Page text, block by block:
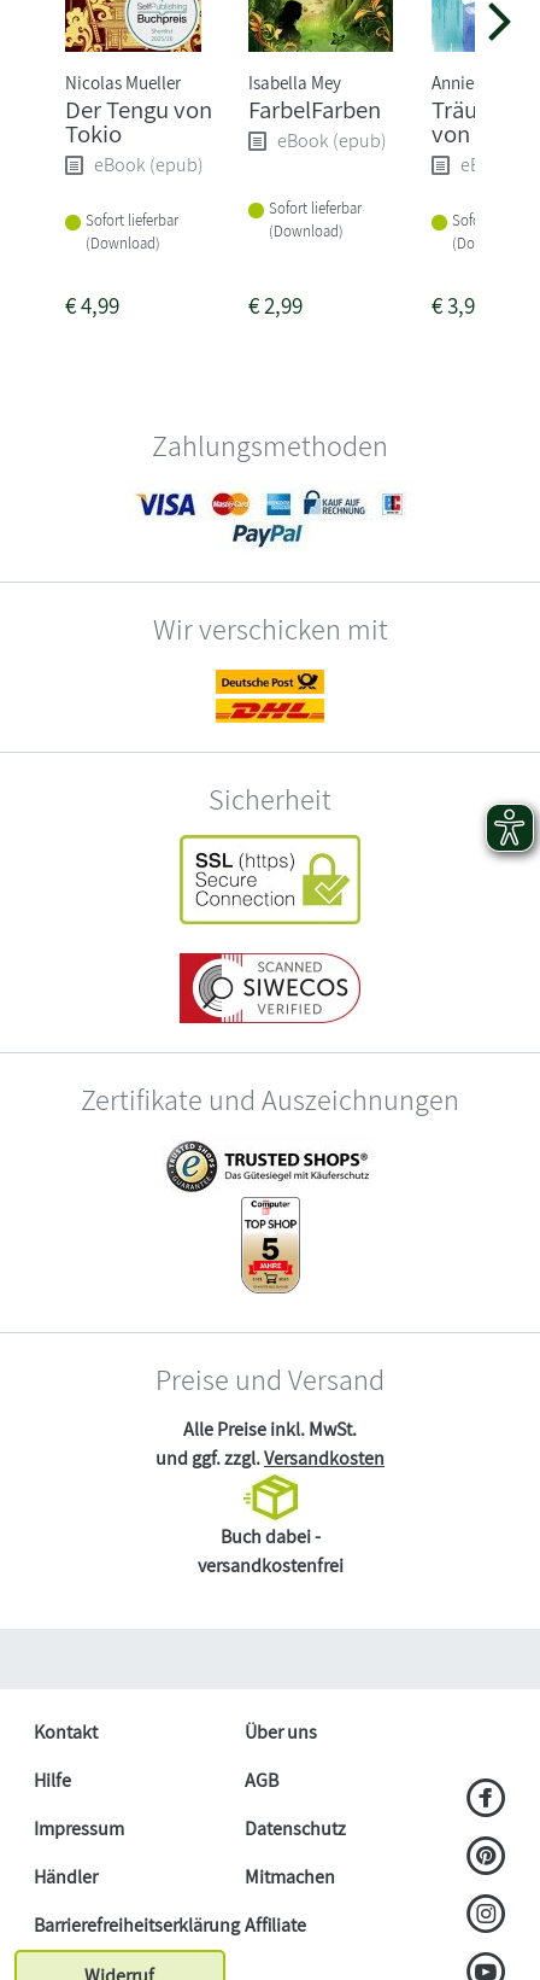
Nicolas Mueller
Der Tengu von
Tokio
eBook (epub)
Sofort lieferbar
(Download)
€4,99
Isabella Mey
FarbelFarben
eBook (epub)
Sofort lieferbar
(Download)
€2,99
Annie Laine
Träum
von Liebe
eBook
Sofort
(Download)
€3,99
Zahlungsmethoden
Wir verschicken mit
Sicherheit
Zertifikate und Auszeichnungen
Preise und Versand
Alle Preise inkl. MwSt.
und ggf. zzgl.Versandkosten
Buch dabei -
versandkostenfrei
Kontakt
Über uns
Hilfe
AGB
Impressum
Datenschutz
Händler
Mitmachen
BarrierefreiheitserklärungAffiliate